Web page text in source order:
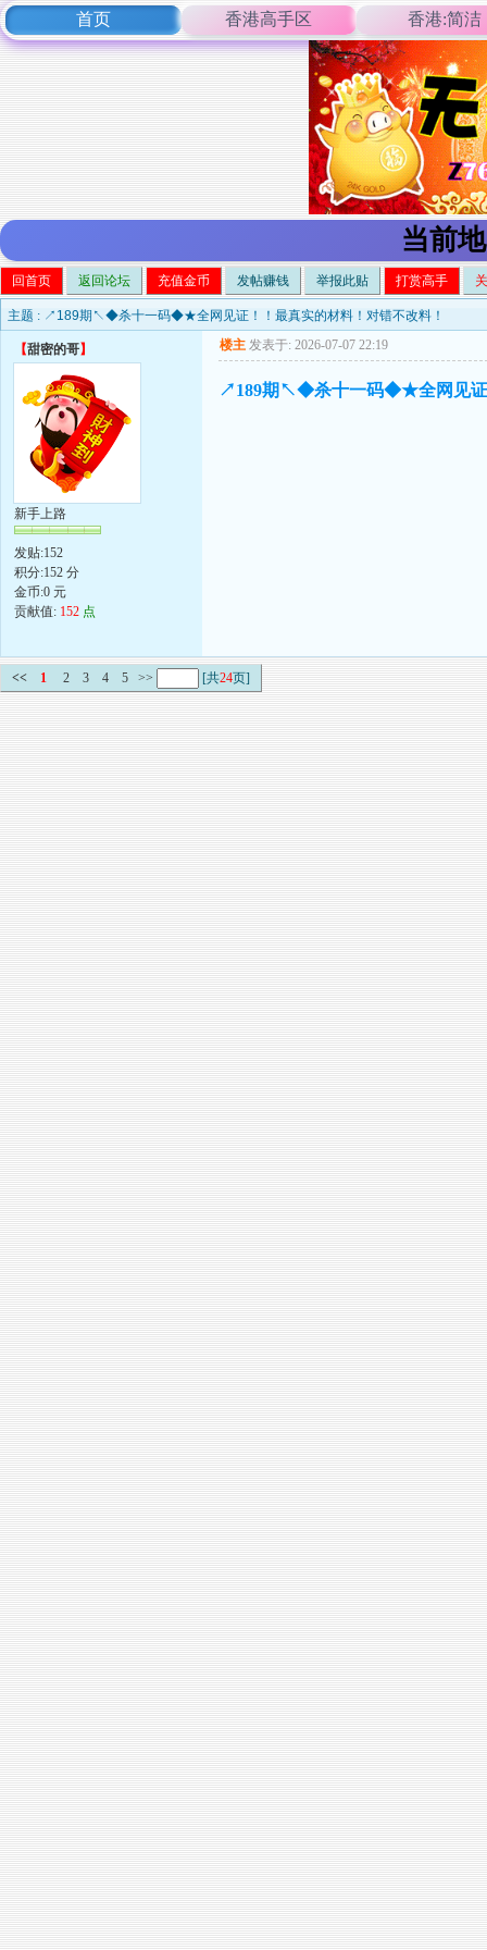
首页 香港高手区 香港:简洁
当前
回首页 返回论坛 充值金币 发帖赚钱 举报此贴 打赏高手
主题 : ↗189期↖◆杀十一码◆★全网见证！！最真实的材料！对错不改料！
【甜密的哥】
新手上路
发贴:152
积分:152 分
金币:0 元
贡献值: 152 点
楼主 发表于: 2026-07-07 22:19
↗189期↖◆杀十一码◆★全网见证
<< 1 2 3 4 5 >> [共24页]